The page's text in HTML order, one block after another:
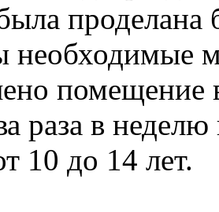
проделана
необходимые
помещение
раза в
10 до 14 лет.